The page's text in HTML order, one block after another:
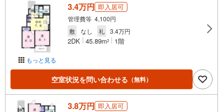
もっと見る
3.4万円 即入居可
管理費等 4,100円
敷
なし 礼 3.4万円
2DK 45.89m2 1階
空室状況を問い合わせる （無料）
3.8万円 即入居可